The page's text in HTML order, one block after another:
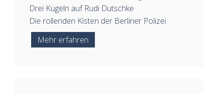
Drei Kugeln auf Rudi Dutschke
Die rollenden Kisten der Berliner Polizei
Mehr erfahren